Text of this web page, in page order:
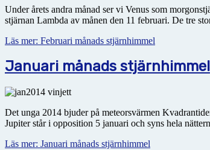
Under årets andra månad ser vi Venus som
stjärnan Lambda av månen den 11 februari. De tre
Läs mer: Februari månads stjärnhimmel
Januari månads stjärnhimmel
Det unga 2014 bjuder på meteorsvärmen
Jupiter står i opposition 5 januari och syns hela
Läs mer: Januari månads stjärnhimmel